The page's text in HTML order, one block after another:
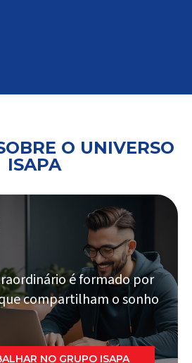
O UNIVERSO
ISAPA
é formado por
compartilham o sonho
NO GRUPO ISAPA